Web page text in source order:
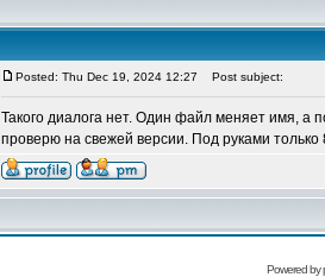
Posted: Thu Dec 19, 2024 12:27 Post subject:
Такого диалога нет. Один файл меняет имя,
проверю на свежей версии. Под руками только
Powered by